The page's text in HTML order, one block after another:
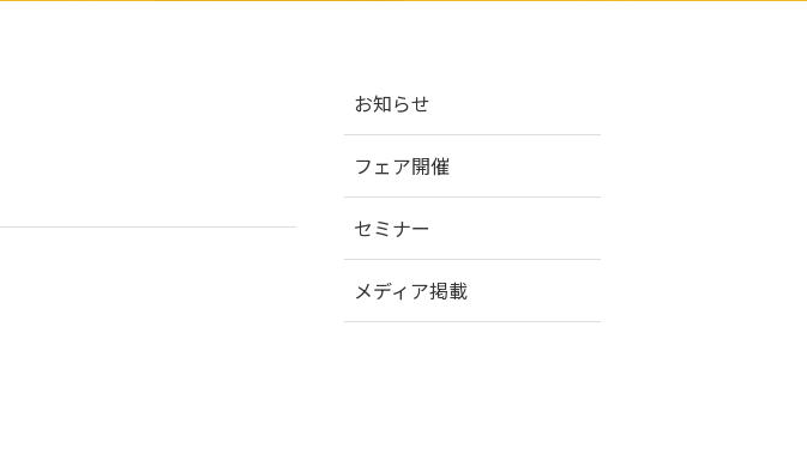
お知らせ
フェア開催
セミナー
メディア掲載